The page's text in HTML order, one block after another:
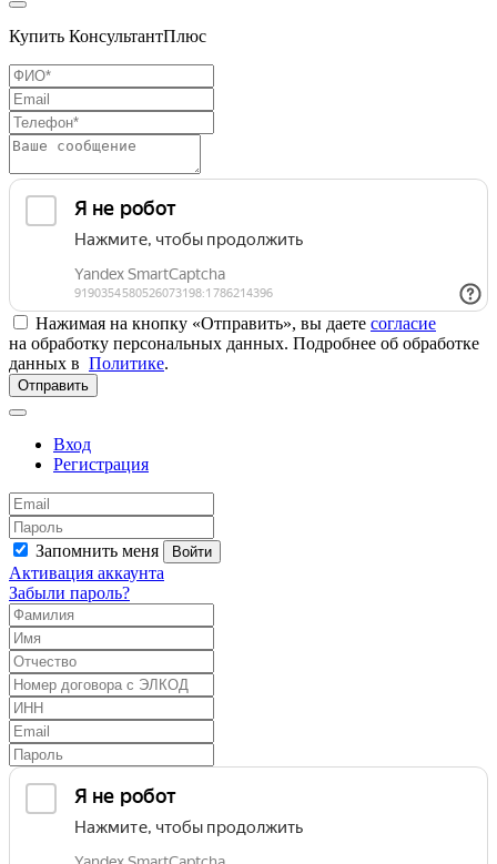
Купить КонсультантПлюс
Нажимая на кнопку «Отправить», вы даете согласие
на обработку персональных данных. Подробнее об обработке
данных в Политике.
Отправить
Вход
Регистрация
Запомнить меня Войти
Активация аккаунта
Забыли пароль?